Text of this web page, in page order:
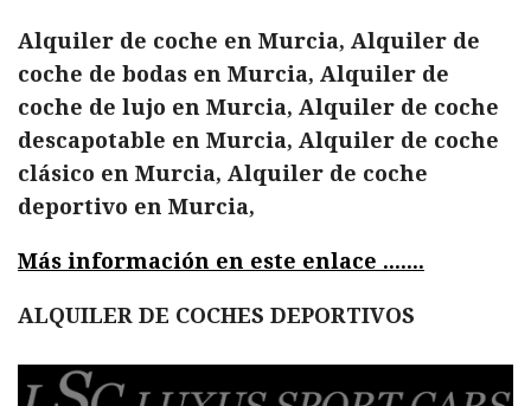
Alquiler de coche en Murcia, Alquiler de
coche de bodas en Murcia, Alquiler de
coche de lujo en Murcia, Alquiler de coche
descapotable en Murcia, Alquiler de coche
clásico en Murcia, Alquiler de coche
deportivo en Murcia,
Más información en este enlace .......
ALQUILER DE COCHES DEPORTIVOS